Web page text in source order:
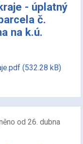
- úplatný
č.
na k.ú.
(532.28 kB)
od 26. dubna